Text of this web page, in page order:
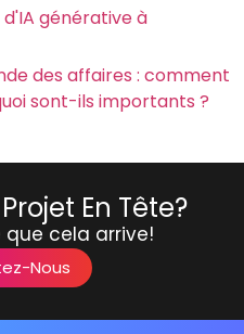
générative à
des affaires : comment
sont-ils importants ?
En Tête?
que cela arrive!
Nous